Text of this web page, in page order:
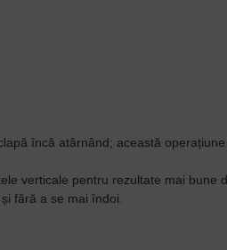
încă atârnând; această
verticale pentru rezultate mai bune
fără a se mai îndoi.